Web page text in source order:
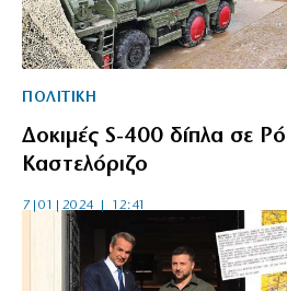
ΠΟΛΙΤΙΚΗ
Δοκιμές S-400 δίπλα σε
Καστελόριζο
7|01|2024 | 12:41